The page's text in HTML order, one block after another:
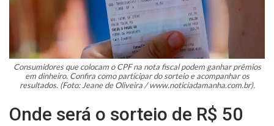
Consumidores que colocam o CPF na nota fiscal podem ganhar prêmios
em dinheiro. Confira como participar do sorteio e acompanhar os
resultados. (Foto: Jeane de Oliveira / www.noticiadamanha.com.br).
Onde será o sorteio de R$ 50